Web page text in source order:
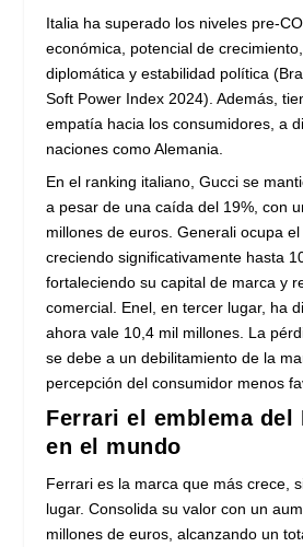
Italia ha superado los niveles pre-
económica, potencial de
diplomática y estabilidad política
Soft Power Index 2024). Además,
empatía hacia los consumidores, a
naciones como Alemania.
En el ranking italiano, Gucci se
a pesar de una caída del 19%, con
millones de euros. Generali ocupa el
creciendo significativamente hasta
fortaleciendo su capital de marca y
comercial. Enel, en tercer lugar, ha
ahora vale 10,4 mil millones. La
se debe a un debilitamiento de la
percepción del consumidor menos
Ferrari el emblema del
en el mundo
Ferrari es la marca que más crece,
lugar. Consolida su valor con un
millones de euros, alcanzando un